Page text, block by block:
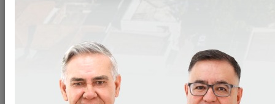
Digite sua busca